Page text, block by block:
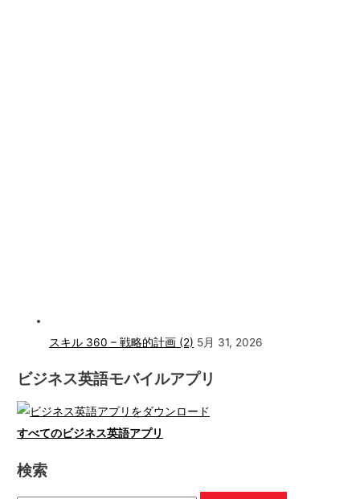
スキル 360 – 戦略的計画 (2) 5月 31, 2026
ビジネス英語モバイルアプリ
すべてのビジネス英語アプリ
検索